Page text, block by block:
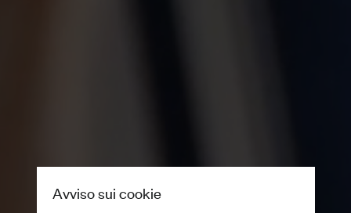
Avviso sui cookie